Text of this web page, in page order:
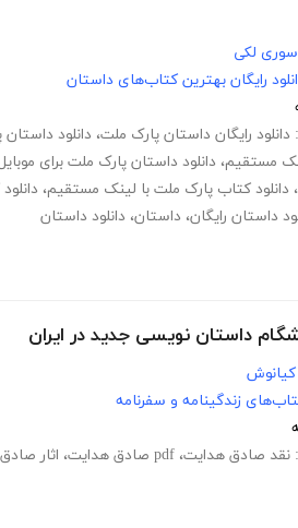
لکی
رایگان بهترین کتاب‌های داستان
دانلود رایگان داستان پارک ملت، دانلود
مستقیم، دانلود داستان پارک ملت برای
، دانلود کتاب پارک ملت با لینک مستقیم،
داستان رایگان، داستان، دانلود داستان
داستان نویسی جدید در ایران
زندگینامه و سفرنامه
نقد صادق هدایت، pdf صادق هدایت ، اثار